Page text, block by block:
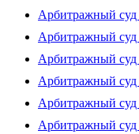
Арбитражный
Арбитражный суд
Арбитражный суд
Арбитражный суд
Арбитражный суд
Арбитражный суд